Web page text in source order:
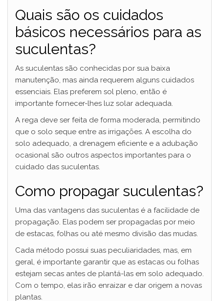
Quais são os cuidados
básicos necessários para as
suculentas?
As suculentas são conhecidas por sua baixa
manutenção, mas ainda requerem alguns cuidados
essenciais. Elas preferem sol pleno, então é
importante fornecer-lhes luz solar adequada.
A rega deve ser feita de forma moderada, permitindo
que o solo seque entre as irrigações. A escolha do
solo adequado, a drenagem eficiente e a adubação
ocasional são outros aspectos importantes para o
cuidado das suculentas.
Como propagar suculentas?
Uma das vantagens das suculentas é a facilidade de
propagação. Elas podem ser propagadas por meio
de estacas, folhas ou até mesmo divisão das mudas.
Cada método possui suas peculiaridades, mas, em
geral, é importante garantir que as estacas ou folhas
estejam secas antes de plantá-las em solo adequado.
Com o tempo, elas irão enraizar e dar origem a novas
plantas.